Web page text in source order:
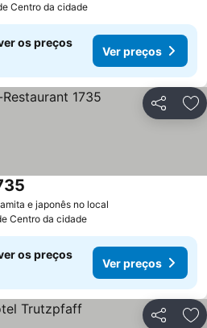
Centro da cidade
os preços
Ver preços
Partilhar
e japonês no local
Centro da cidade
os preços
Ver preços
Partilhar